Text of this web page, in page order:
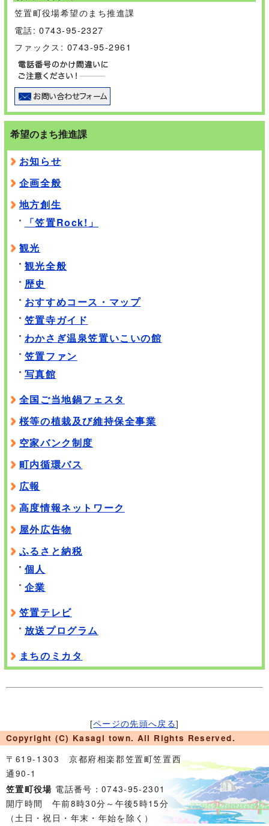
笠置町役場希望のまち推進課
電話: 0743-95-2327
ファックス: 0743-95-2961
希望のまち推進課
お知らせ
企画全般
地方創生
「笠置Rock!」
観光
観光全般
歴史
おすすめコース・マップ
笠置寺ガイド
わかさぎ温泉笠置いこいの館
笠置ファン
写真館
全国ご当地鍋フェスタ
桜等の植栽及び維持保全事業
空家バンク制度
町内循環バス
広報
高度情報ネットワーク
屋外広告物
ふるさと納税
個人
企業
笠置テレビ
放送プログラム
まちのミカタ
[ページの先頭へ戻る]
Copyright (C) Kasagi town. All Rights Reserved.
〒619-1303 京都府相楽郡笠置町笠置西
通90-1
笠置町役場 電話番号：0743-95-2301
開庁時間 午前8時30分～午後5時15分
（土日・祝日・年末・年始を除く）